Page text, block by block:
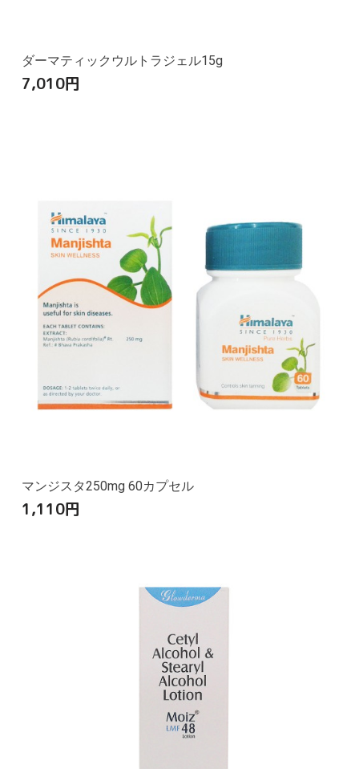
ダーマティックウルトラジェル15g
7,010円
マンジスタ250mg 60カプセル
1,110円